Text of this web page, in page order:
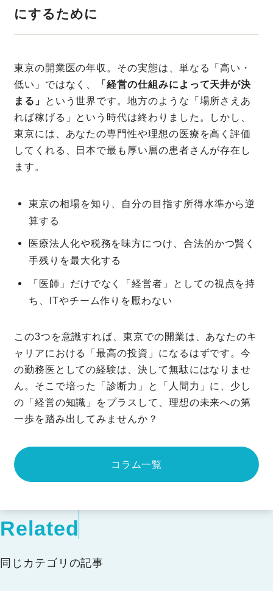
にするために
東京の開業医の年収。その実態は、単なる「高い・
低い」ではなく、
「経営の仕組みによって天井が決
まる」
という世界です。地方のような「場所さえあ
れば稼げる」という時代は終わりました。しかし、
東京には、あなたの専門性や理想の医療を高く評価
してくれる、日本で最も厚い層の患者さんが存在し
ます。
東京の相場を知り、自分の目指す所得水準から逆
算する
医療法人化や税務を味方につけ、合法的かつ賢く
手残りを最大化する
「医師」だけでなく「経営者」としての視点を持
ち、ITやチーム作りを厭わない
この3つを意識すれば、東京での開業は、あなたのキ
ャリアにおける「最高の投資」になるはずです。今
の勤務医としての経験は、決して無駄にはなりませ
ん。そこで培った「診断力」と「人間力」に、少し
の「経営の知識」をプラスして、理想の未来への第
一歩を踏み出してみませんか？
コラム一覧
Related
同じカテゴリの記事